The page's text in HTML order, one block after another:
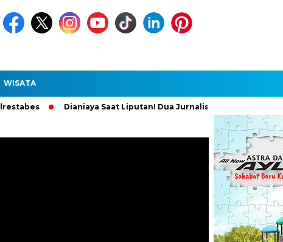
WISATA
Dianiaya Saat Liputan! Dua Jurnalis Medan Diperiksa Polisi,